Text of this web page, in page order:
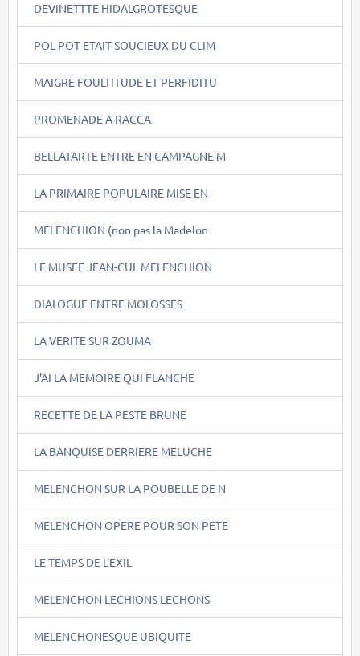
DEVINETTTE HIDALGROTESQUE
POL POT ETAIT SOUCIEUX DU CLIM
MAIGRE FOULTITUDE ET PERFIDITU
PROMENADE A RACCA
BELLATARTE ENTRE EN CAMPAGNE M
LA PRIMAIRE POPULAIRE MISE EN
MELENCHION (non pas la Madelon
LE MUSEE JEAN-CUL MELENCHION
DIALOGUE ENTRE MOLOSSES
LA VERITE SUR ZOUMA
J'AI LA MEMOIRE QUI FLANCHE
RECETTE DE LA PESTE BRUNE
LA BANQUISE DERRIERE MELUCHE
MELENCHON SUR LA POUBELLE DE N
MELENCHON OPERE POUR SON PETE
LE TEMPS DE L'EXIL
MELENCHON LECHIONS LECHONS
MELENCHONESQUE UBIQUITE